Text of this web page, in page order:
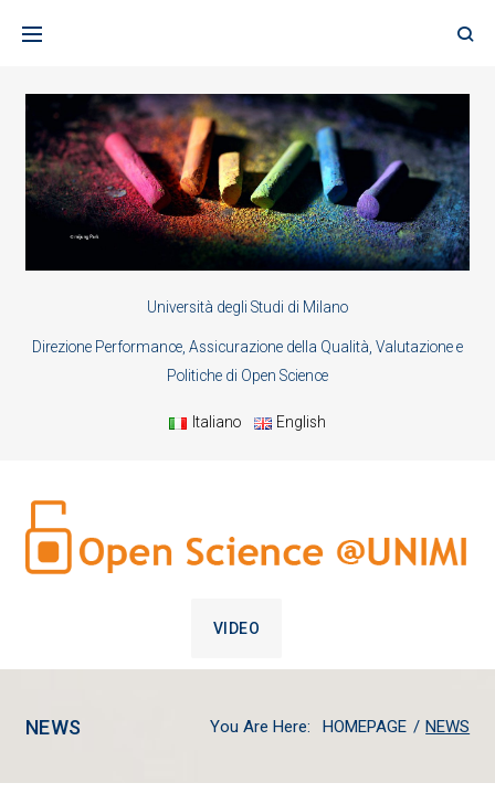
Università degli Studi di Milano
Direzione Performance, Assicurazione della Qualità, Valutazione e
Politiche di Open Science
Italiano English
VIDEO
NEWS You Are Here: HOMEPAGE / NEWS